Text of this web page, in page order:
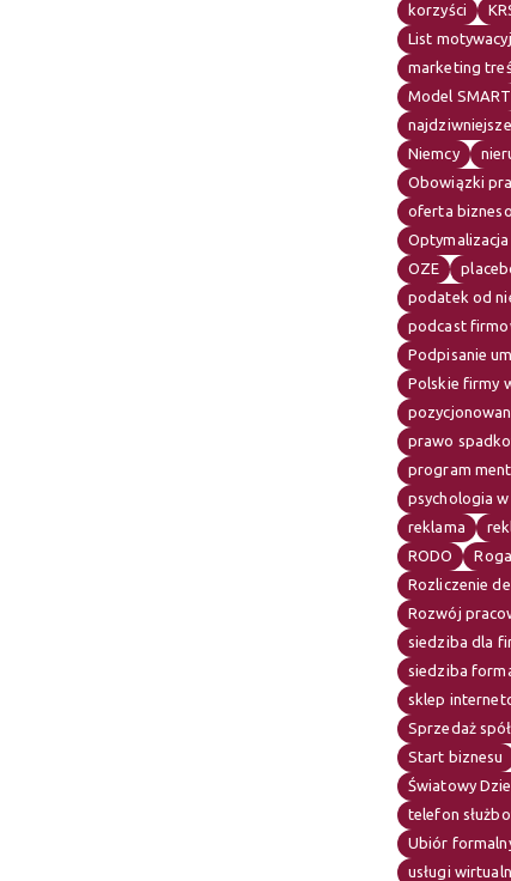
korzyści
List
marketing
Model SMART
Niemcy
Obowiązki
oferta
OZE
podatek od
podcast
Podpisanie
Polskie firmy
prawo
program
psychologia
reklama
RODO
Rozliczenie
Rozwój
siedziba dla
siedziba
sklep
Sprzedaż
Start biznesu
Światowy
telefon
Ubiór
usługi